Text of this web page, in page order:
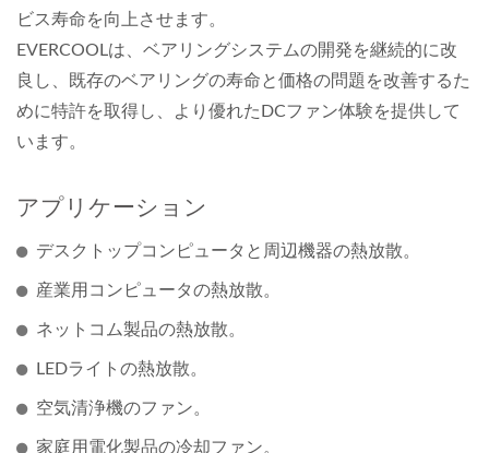
ビス寿命を向上させます。
EVERCOOLは、ベアリングシステムの開発を継続的に改
良し、既存のベアリングの寿命と価格の問題を改善するた
めに特許を取得し、より優れたDCファン体験を提供して
います。
アプリケーション
デスクトップコンピュータと周辺機器の熱放散。
産業用コンピュータの熱放散。
ネットコム製品の熱放散。
LEDライトの熱放散。
空気清浄機のファン。
家庭用電化製品の冷却ファン。